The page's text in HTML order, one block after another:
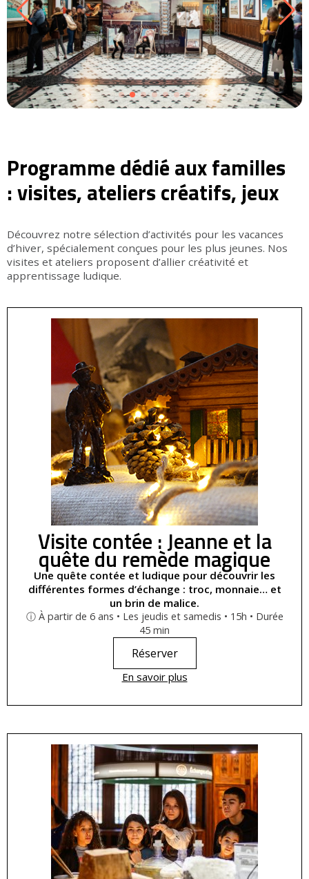
Programme dédié aux familles
: visites, ateliers créatifs, jeux
Découvrez notre sélection d’activités pour les vacances
d’hiver, spécialement conçues pour les plus jeunes. Nos
visites et ateliers proposent d’allier créativité et
apprentissage ludique.
Visite contée : Jeanne et la
quête du remède magique
Une quête contée et ludique pour découvrir les
différentes formes d’échange : troc, monnaie… et
un brin de malice.
ⓘ À partir de 6 ans • Les jeudis et samedis • 15h • Durée
45 min
En savoir plus
Réserver